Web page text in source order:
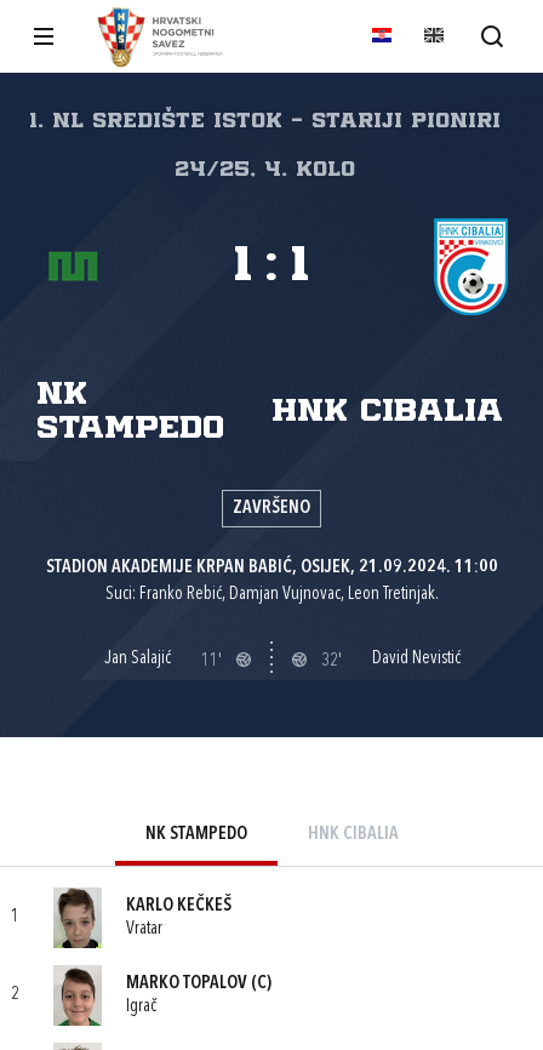
1. NL Središte Istok - Stariji pioniri
24/25, 4. kolo
NK
Stampedo
HNK Cibalia
1 : 1
ZAVRŠENO
STADION AKADEMIJE KRPAN BABIĆ, OSIJEK, 21.09.2024. 11:00
Suci: Franko Rebić, Damjan Vujnovac, Leon Tretinjak.
Jan Salajić 11' 32' David Nevistić
NK STAMPEDO HNK CIBALIA
1
KARLO KEČKEŠ
Vratar
2
MARKO TOPALOV (C)
Igrač